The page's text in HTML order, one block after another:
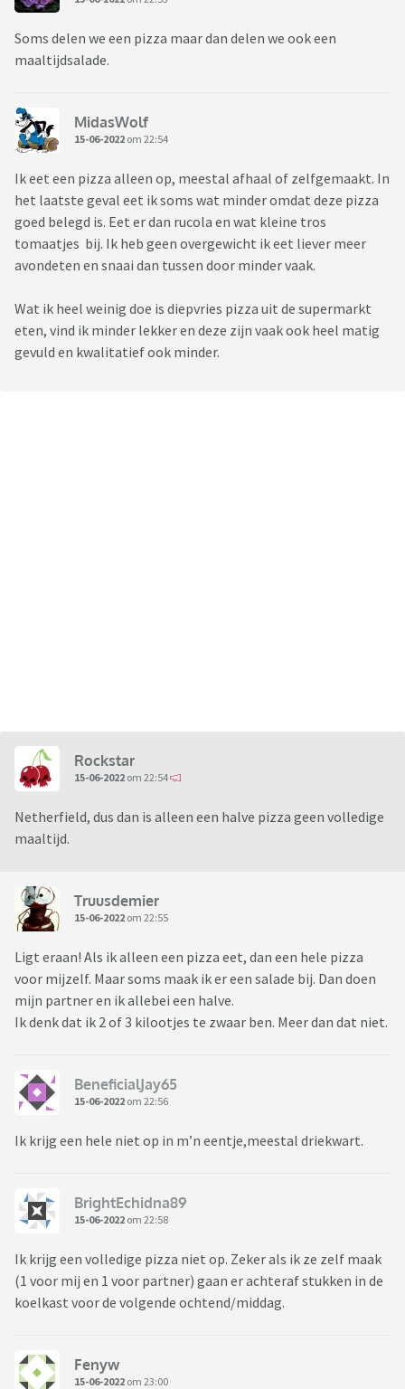
Soms delen we een pizza maar dan delen we ook een
maaltijdsalade.
MidasWolf
15-06-2022 om 22:54
Ik eet een pizza alleen op, meestal afhaal of zelfgemaakt. In
het laatste geval eet ik soms wat minder omdat deze pizza
goed belegd is. Eet er dan rucola en wat kleine tros
tomaatjes bij. Ik heb geen overgewicht ik eet liever meer
avondeten en snaai dan tussen door minder vaak.
Wat ik heel weinig doe is diepvries pizza uit de supermarkt
eten, vind ik minder lekker en deze zijn vaak ook heel matig
gevuld en kwalitatief ook minder.
Rockstar
15-06-2022 om 22:54
Netherfield, dus dan is alleen een halve pizza geen volledige
maaltijd.
Truusdemier
15-06-2022 om 22:55
Ligt eraan! Als ik alleen een pizza eet, dan een hele pizza
voor mijzelf. Maar soms maak ik er een salade bij. Dan doen
mijn partner en ik allebei een halve.
Ik denk dat ik 2 of 3 kilootjes te zwaar ben. Meer dan dat niet.
BeneficialJay65
15-06-2022 om 22:56
Ik krijg een hele niet op in m’n eentje,meestal driekwart.
BrightEchidna89
15-06-2022 om 22:58
Ik krijg een volledige pizza niet op. Zeker als ik ze zelf maak
(1 voor mij en 1 voor partner) gaan er achteraf stukken in de
koelkast voor de volgende ochtend/middag.
Fenyw
15-06-2022 om 23:00